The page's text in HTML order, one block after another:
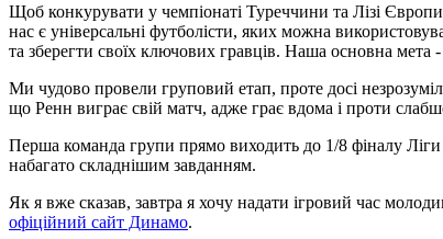
Щоб конкурувати у чемпіонаті Туреччини та Лізі
нас є універсальні футболісти, яких можна
та зберегти своїх ключових гравців. Наша основна мета
Ми чудово провели груповий етап, проте досі
що Ренн виграє свій матч, адже грає вдома і проти
Перша команда групи прямо виходить до 1/8 фіналу
набагато складнішим завданням.
Як я вже сказав, завтра я хочу надати ігровий час
офіційний сайт Динамо.